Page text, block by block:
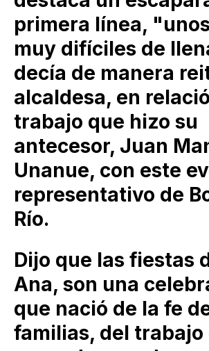
primera línea,
muy difíciles de
decía de manera
alcaldesa, en
trabajo que hizo su
antecesor, Juan
Unanue, con este
representativo de
Río.
Dijo que las fiestas
Ana, son una
que nació de la fe
familias, del trabajo